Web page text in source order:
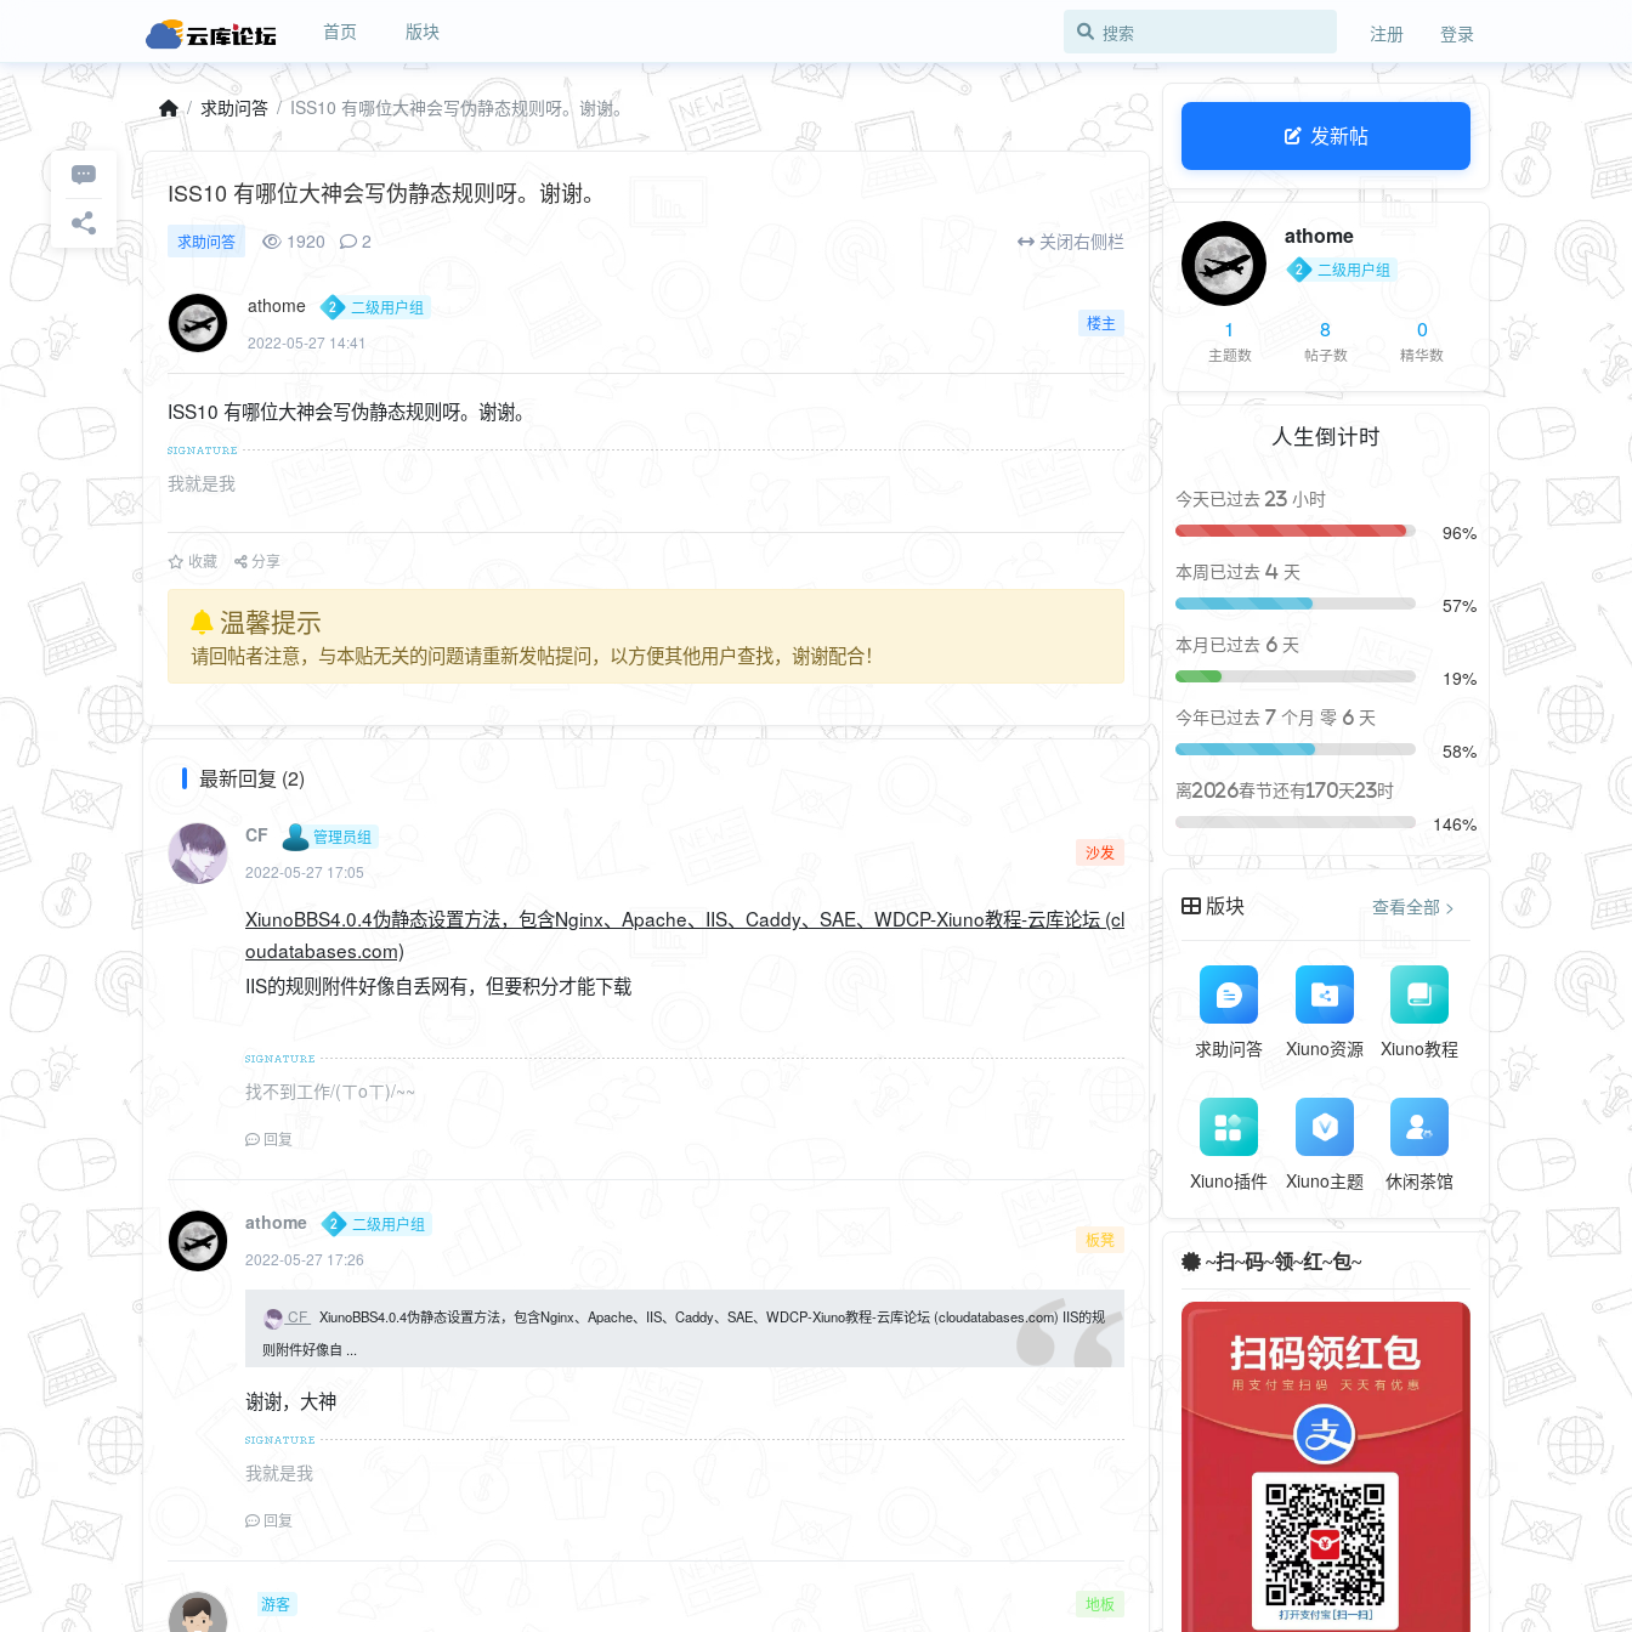
首页 版块 注册 登录
求助问答 ISS10 有哪位大神会写伪静态规则呀。谢谢。
ISS10 有哪位大神会写伪静态规则呀。谢谢。
求助问答 1920 2 关闭右侧栏
athome
二级用户组
2022-05-27 14:41
楼主
ISS10 有哪位大神会写伪静态规则呀。谢谢。
我就是我
收藏 分享
温馨提示
请回帖者注意，与本贴无关的问题请重新发帖提问，以方便其他用户查找，谢谢配合！
最新回复 (2)
CF
管理员组
2022-05-27 17:05
沙发
XiunoBBS4.0.4伪静态设置方法，包含Nginx、Apache、IIS、Caddy、SAE、WDCP-Xiuno教程-云库论坛 (cl
oudatabases.com)
IIS的规则附件好像自丢网有，但要积分才能下载
找不到工作/(ㄒoㄒ)/~~
回复
athome
二级用户组
2022-05-27 17:26
板凳
CF
XiunoBBS4.0.4伪静态设置方法，包含Nginx、Apache、IIS、Caddy、SAE、WDCP-Xiuno教程-云库论坛 (cloudatabases.com) IIS的规
则附件好像自 ...
谢谢，大神
我就是我
回复
游客 地板
发新帖
athome
二级用户组
1
主题数
8
帖子数
0
精华数
人生倒计时
今天已过去 23 小时
96%
本周已过去 4 天
57%
本月已过去 6 天
19%
今年已过去 7 个月 零 6 天
58%
离2026春节还有170天23时
146%
版块 查看全部 >
求助问答 Xiuno资源 Xiuno教程
Xiuno插件 Xiuno主题 休闲茶馆
~扫~码~领~红~包~